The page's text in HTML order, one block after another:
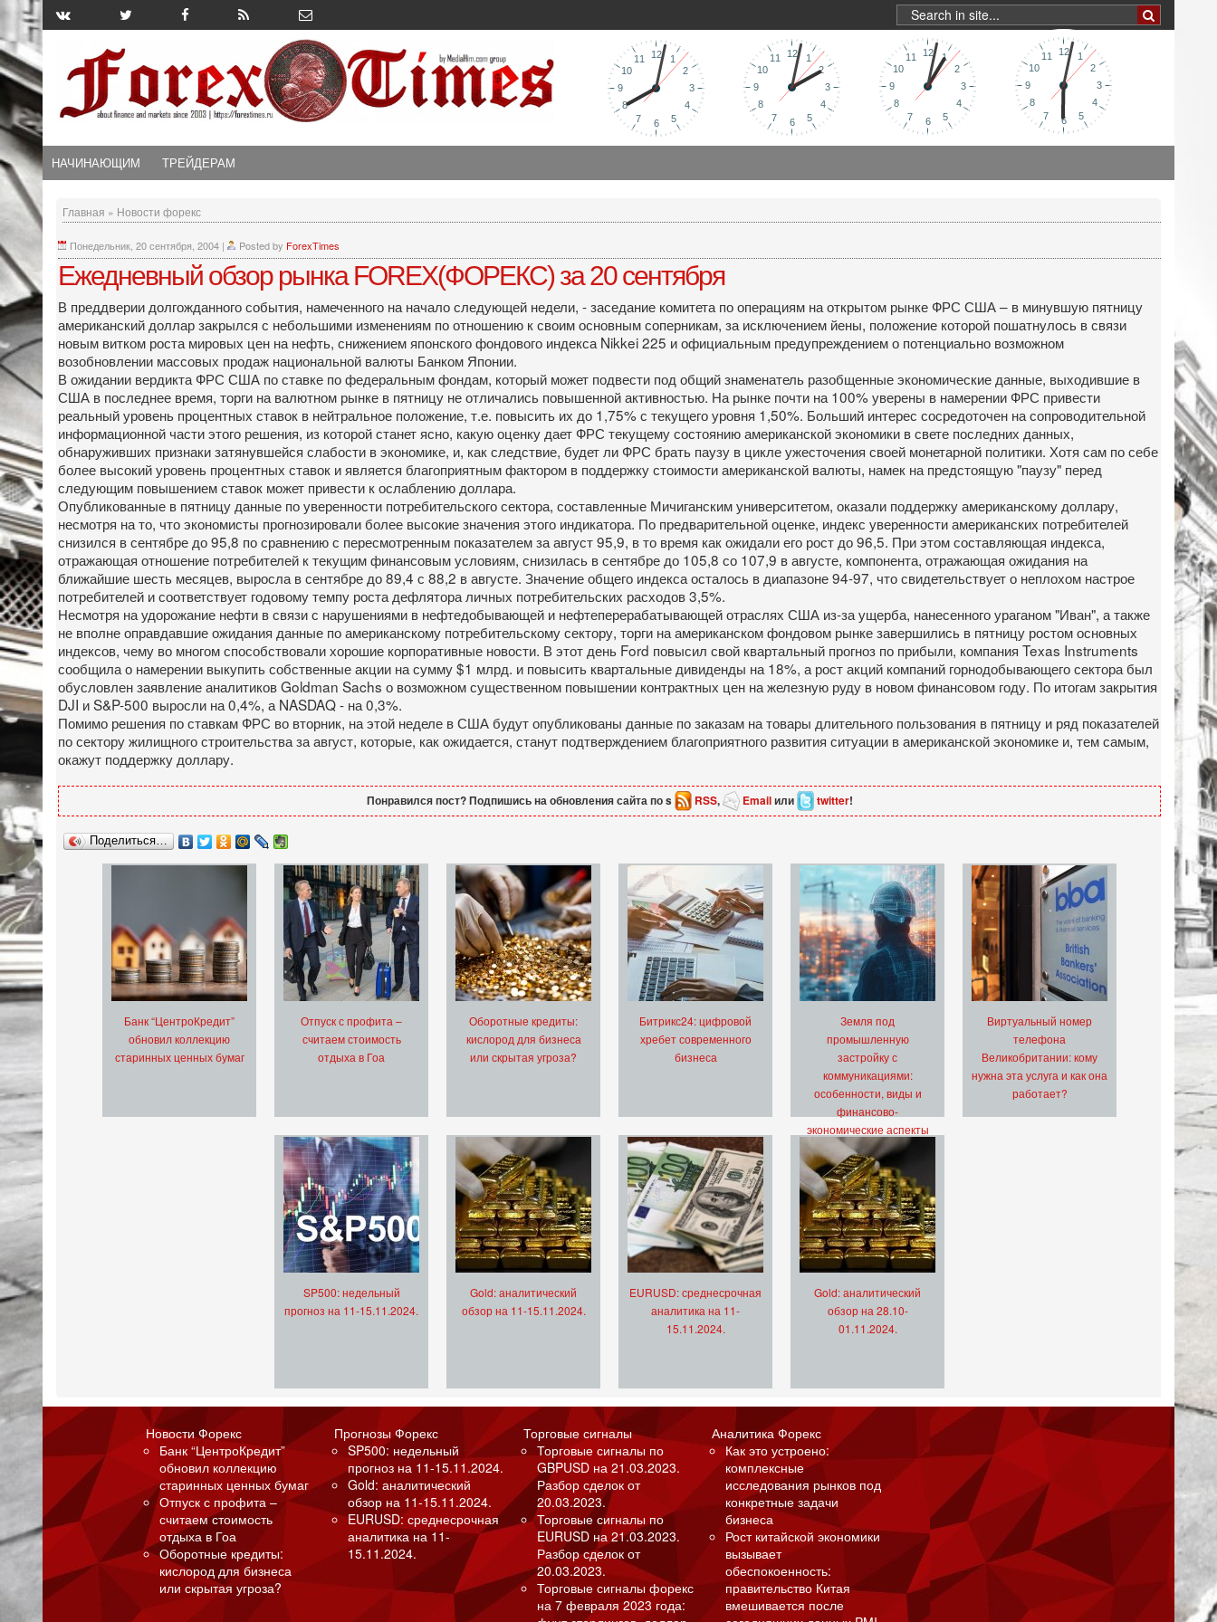
НАЧИНАЮЩИМ ТРЕЙДЕРАМ
Главная » Новости форекс
Понедельник, 20 сентября, 2004 | Posted by ForexTimes
Ежедневный обзор рынка FOREX(ФОРЕКС) за 20 сентября
В преддверии долгожданного события, намеченного на начало следующей недели, - заседание комитета по операциям на открытом рынке ФРС США – в минувшую пятницу
американский доллар закрылся с небольшими изменениям по отношению к своим основным соперникам, за исключением йены, положение которой пошатнулось в связи
новым витком роста мировых цен на нефть, снижением японского фондового индекса Nikkei 225 и официальным предупреждением о потенциально возможном
возобновлении массовых продаж национальной валюты Банком Японии.
В ожидании вердикта ФРС США по ставке по федеральным фондам, который может подвести под общий знаменатель разобщенные экономические данные, выходившие в
США в последнее время, торги на валютном рынке в пятницу не отличались повышенной активностью. На рынке почти на 100% уверены в намерении ФРС привести
реальный уровень процентных ставок в нейтральное положение, т.е. повысить их до 1,75% с текущего уровня 1,50%. Больший интерес сосредоточен на сопроводительной
информационной части этого решения, из которой станет ясно, какую оценку дает ФРС текущему состоянию американской экономики в свете последних данных,
обнаруживших признаки затянувшейся слабости в экономике, и, как следствие, будет ли ФРС брать паузу в цикле ужесточения своей монетарной политики. Хотя сам по себе
более высокий уровень процентных ставок и является благоприятным фактором в поддержку стоимости американской валюты, намек на предстоящую "паузу" перед
следующим повышением ставок может привести к ослаблению доллара.
Опубликованные в пятницу данные по уверенности потребительского сектора, составленные Мичиганским университетом, оказали поддержку американскому доллару,
несмотря на то, что экономисты прогнозировали более высокие значения этого индикатора. По предварительной оценке, индекс уверенности американских потребителей
снизился в сентябре до 95,8 по сравнению с пересмотренным показателем за август 95,9, в то время как ожидали его рост до 96,5. При этом составляющая индекса,
отражающая отношение потребителей к текущим финансовым условиям, снизилась в сентябре до 105,8 со 107,9 в августе, компонента, отражающая ожидания на
ближайшие шесть месяцев, выросла в сентябре до 89,4 с 88,2 в августе. Значение общего индекса осталось в диапазоне 94-97, что свидетельствует о неплохом настрое
потребителей и соответствует годовому темпу роста дефлятора личных потребительских расходов 3,5%.
Несмотря на удорожание нефти в связи с нарушениями в нефтедобывающей и нефтеперерабатывающей отраслях США из-за ущерба, нанесенного ураганом "Иван", а также
не вполне оправдавшие ожидания данные по американскому потребительскому сектору, торги на американском фондовом рынке завершились в пятницу ростом основных
индексов, чему во многом способствовали хорошие корпоративные новости. В этот день Ford повысил свой квартальный прогноз по прибыли, компания Texas Instruments
сообщила о намерении выкупить собственные акции на сумму $1 млрд. и повысить квартальные дивиденды на 18%, а рост акций компаний горнодобывающего сектора был
обусловлен заявление аналитиков Goldman Sachs о возможном существенном повышении контрактных цен на железную руду в новом финансовом году. По итогам закрытия
DJI и S&P-500 выросли на 0,4%, а NASDAQ - на 0,3%.
Помимо решения по ставкам ФРС во вторник, на этой неделе в США будут опубликованы данные по заказам на товары длительного пользования в пятницу и ряд показателей
по сектору жилищного строительства за август, которые, как ожидается, станут подтверждением благоприятного развития ситуации в американской экономике и, тем самым,
окажут поддержку доллару.
Понравился пост? Подпишись на обновления сайта по s RSS, Emailили twitter!
Поделиться…
Банк “ЦентроКредит”
обновил коллекцию
старинных ценных бумаг
Отпуск с профита –
считаем стоимость
отдыха в Гоа
Оборотные кредиты:
кислород для бизнеса
или скрытая угроза?
Битрикс24: цифровой
хребет современного
бизнеса
Земля под
промышленную
застройку с
коммуникациями:
особенности, виды и
финансово-
экономические аспекты
Виртуальный номер
телефона
Великобритании: кому
нужна эта услуга и как она
работает?
SP500: недельный
прогноз на 11-15.11.2024.
Gold: аналитический
обзор на 11-15.11.2024.
EURUSD: среднесрочная
аналитика на 11-
15.11.2024.
Gold: аналитический
обзор на 28.10-
01.11.2024.
Новости Форекс
Банк “ЦентроКредит”
обновил коллекцию
старинных ценных бумаг
Отпуск с профита –
считаем стоимость
отдыха в Гоа
Оборотные кредиты:
кислород для бизнеса
или скрытая угроза?
Прогнозы Форекс
SP500: недельный
прогноз на 11-15.11.2024.
Gold: аналитический
обзор на 11-15.11.2024.
EURUSD: среднесрочная
аналитика на 11-
15.11.2024.
Торговые сигналы
Торговые сигналы по
GBPUSD на 21.03.2023.
Разбор сделок от
20.03.2023.
Торговые сигналы по
EURUSD на 21.03.2023.
Разбор сделок от
20.03.2023.
Торговые сигналы форекс
на 7 февраля 2023 года:
Аналитика Форекс
Как это устроено:
комплексные
исследования рынков под
конкретные задачи
бизнеса
Рост китайской экономики
вызывает
обеспокоенность:
правительство Китая
вмешивается после